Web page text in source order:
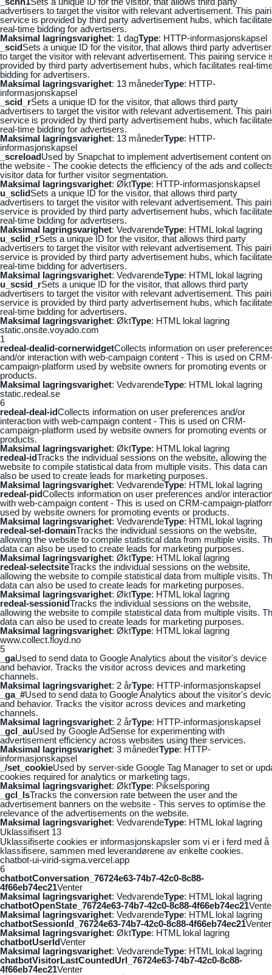
advertisers to target the visitor with relevant advertisement. This
service is provided by third party advertisement hubs, which
real-time bidding for advertisers.
Maksimal lagringsvarighet: 1 dagType: HTTP-informasjonskapsel
_scidSets a unique ID for the visitor, that allows third party
to target the visitor with relevant advertisement. This pairing service
provided by third party advertisement hubs, which facilitates real-
bidding for advertisers.
Maksimal lagringsvarighet: 13 månederType: HTTP-
informasjonskapsel
_scid_rSets a unique ID for the visitor, that allows third party
advertisers to target the visitor with relevant advertisement. This
service is provided by third party advertisement hubs, which
real-time bidding for advertisers.
Maksimal lagringsvarighet: 13 månederType: HTTP-
informasjonskapsel
_screloadUsed by Snapchat to implement advertisement content on
the website - The cookie detects the efficiency of the ads and
visitor data for further visitor segmentation.
Maksimal lagringsvarighet: ØktType: HTTP-informasjonskapsel
u_sclidSets a unique ID for the visitor, that allows third party
advertisers to target the visitor with relevant advertisement. This
service is provided by third party advertisement hubs, which
real-time bidding for advertisers.
Maksimal lagringsvarighet: VedvarendeType: HTML lokal lagring
u_sclid_rSets a unique ID for the visitor, that allows third party
advertisers to target the visitor with relevant advertisement. This
service is provided by third party advertisement hubs, which
real-time bidding for advertisers.
Maksimal lagringsvarighet: VedvarendeType: HTML lokal lagring
u_scsid_rSets a unique ID for the visitor, that allows third party
advertisers to target the visitor with relevant advertisement. This
service is provided by third party advertisement hubs, which
real-time bidding for advertisers.
Maksimal lagringsvarighet: ØktType: HTML lokal lagring
static.onsite.voyado.com
1
redeal-dealid-cornerwidgetCollects information on user
and/or interaction with web-campaign content - This is used on
campaign-platform used by website owners for promoting events or
products.
Maksimal lagringsvarighet: VedvarendeType: HTML lokal lagring
static.redeal.se
6
redeal-deal-idCollects information on user preferences and/or
interaction with web-campaign content - This is used on CRM-
campaign-platform used by website owners for promoting events or
products.
Maksimal lagringsvarighet: ØktType: HTML lokal lagring
redeal-idTracks the individual sessions on the website, allowing the
website to compile statistical data from multiple visits. This data can
also be used to create leads for marketing purposes.
Maksimal lagringsvarighet: VedvarendeType: HTML lokal lagring
redeal-pidCollects information on user preferences and/or
with web-campaign content - This is used on CRM-campaign-
used by website owners for promoting events or products.
Maksimal lagringsvarighet: VedvarendeType: HTML lokal lagring
redeal-sel-domainTracks the individual sessions on the website,
allowing the website to compile statistical data from multiple visits.
data can also be used to create leads for marketing purposes.
Maksimal lagringsvarighet: ØktType: HTML lokal lagring
redeal-selectsiteTracks the individual sessions on the website,
allowing the website to compile statistical data from multiple visits.
data can also be used to create leads for marketing purposes.
Maksimal lagringsvarighet: ØktType: HTML lokal lagring
redeal-sessionidTracks the individual sessions on the website,
allowing the website to compile statistical data from multiple visits.
data can also be used to create leads for marketing purposes.
Maksimal lagringsvarighet: ØktType: HTML lokal lagring
www.collect.floyd.no
5
_gaUsed to send data to Google Analytics about the visitor's device
and behavior. Tracks the visitor across devices and marketing
channels.
Maksimal lagringsvarighet: 2 årType: HTTP-informasjonskapsel
_ga_#Used to send data to Google Analytics about the visitor's
and behavior. Tracks the visitor across devices and marketing
channels.
Maksimal lagringsvarighet: 2 årType: HTTP-informasjonskapsel
_gcl_auUsed by Google AdSense for experimenting with
advertisement efficiency across websites using their services.
Maksimal lagringsvarighet: 3 månederType: HTTP-
informasjonskapsel
_/set_cookieUsed by server-side Google Tag Manager to set or
cookies required for analytics or marketing tags.
Maksimal lagringsvarighet: ØktType: Pikselsporing
_gcl_lsTracks the conversion rate between the user and the
advertisement banners on the website - This serves to optimise the
relevance of the advertisements on the website.
Maksimal lagringsvarighet: VedvarendeType: HTML lokal lagring
Uklassifisert 13
Uklassifiserte cookies er informasjonskapsler som vi er i ferd med å
klassifisere, sammen med leverandørene av enkelte cookies.
chatbot-ui-virid-sigma.vercel.app
6
chatbotConversation_76724e63-74b7-42c0-8c88-
4f66eb74ec21Venter
Maksimal lagringsvarighet: VedvarendeType: HTML lokal lagring
chatbotOpenState_76724e63-74b7-42c0-8c88-4f66eb74ec21
Maksimal lagringsvarighet: VedvarendeType: HTML lokal lagring
chatbotSessionId_76724e63-74b7-42c0-8c88-4f66eb74ec21Venter
Maksimal lagringsvarighet: ØktType: HTML lokal lagring
chatbotUserIdVenter
Maksimal lagringsvarighet: VedvarendeType: HTML lokal lagring
chatbotVisitorLastCountedUrl_76724e63-74b7-42c0-8c88-
4f66eb74ec21Venter